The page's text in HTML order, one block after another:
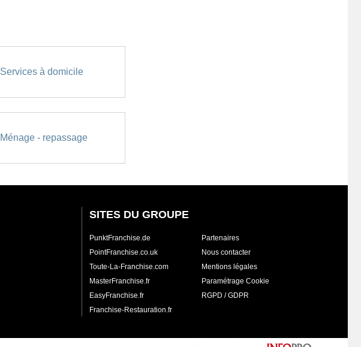
Services à domicile
Ménage - repassage
SITES DU GROUPE
PunktFranchise.de
PointFranchise.co.uk
Toute-La-Franchise.com
MasterFranchise.fr
EasyFranchise.fr
Franchise-Restauration.fr
Partenaires
Nous contacter
Mentions légales
Paramétrage Cookie
RGPD / GDPR